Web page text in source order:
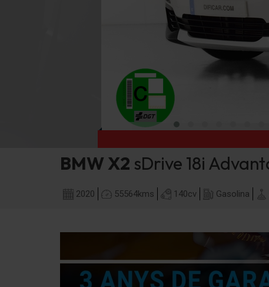
BMW X2 sDrive 18i
2020 55564kms 140cv Gasolina